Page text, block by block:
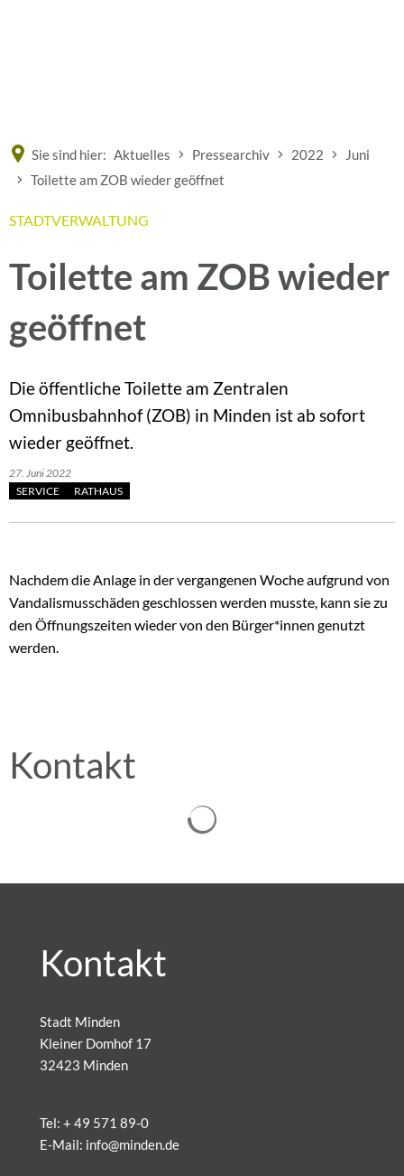
Sie sind hier: Aktuelles Pressearchiv 2022
Juni
Toilette am ZOB wieder geöffnet
STADTVERWALTUNG
Toilette am ZOB wieder
geöffnet
Die öffentliche Toilette am Zentralen
Omnibusbahnhof (ZOB) in Minden ist ab sofort
wieder geöffnet.
27. Juni 2022
SERVICE
RATHAUS
Nachdem die Anlage in der vergangenen Woche aufgrund von
Vandalismusschäden geschlossen werden musste, kann sie zu
den Öffnungszeiten wieder von den Bürger*innen genutzt
werden.
Kontakt
Kontakt
Stadt Minden
Kleiner Domhof 17
32423 Minden
Tel: + 49 571 89-0
E-Mail: info@minden.de